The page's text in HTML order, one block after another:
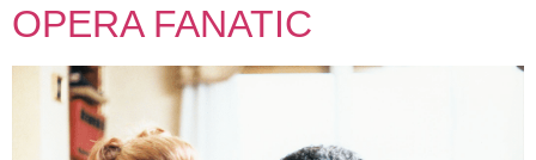
OPERA FANATIC